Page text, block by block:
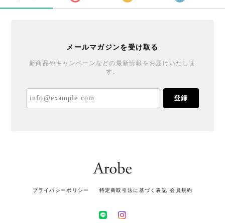
メールマガジンを受け取る
新商品やキャンペーンなどの最新情報をお届けいたしま
す。
登録
プライバシーポリシー 特定商取引法に基づく表記 会員規約